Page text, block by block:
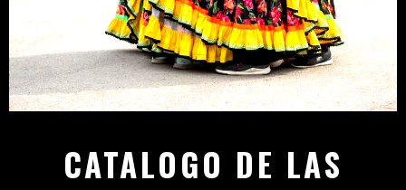
CATALOGO DE LAS